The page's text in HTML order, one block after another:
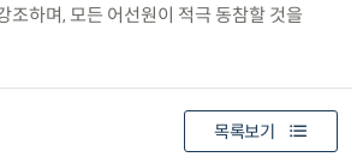
조하며, 모든 어선원이 적극 동참할 것을
목록보기